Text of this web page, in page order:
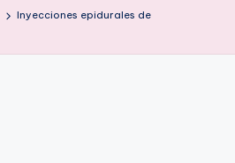
Inyecciones epidurales de